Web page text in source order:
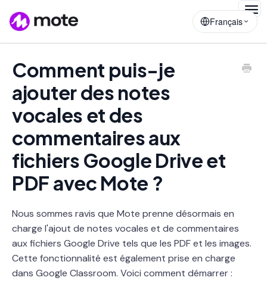
Français
Comment puis-je
ajouter des notes
vocales et des
commentaires aux
fichiers Google Drive et
PDF avec Mote ?
Nous sommes ravis que Mote prenne désormais en
charge l'ajout de notes vocales et de commentaires
aux fichiers Google Drive tels que les PDF et les images.
Cette fonctionnalité est également prise en charge
dans Google Classroom. Voici comment démarrer :